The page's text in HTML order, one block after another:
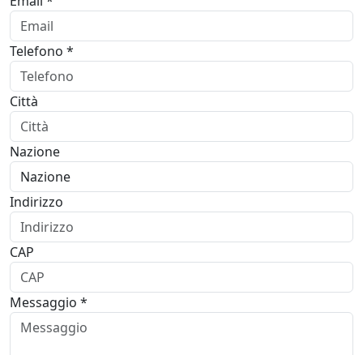
Telefono *
Città
Nazione
Indirizzo
CAP
Messaggio *